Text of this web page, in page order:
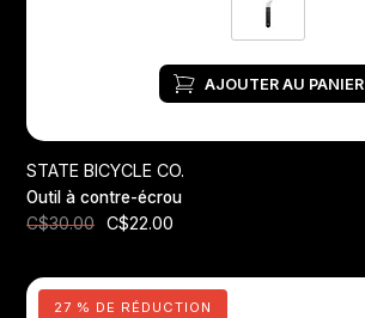
AJOUTER AU PANIER
STATE BICYCLE CO.
Outil à contre-écrou
C$30.00
C$22.00
27 % DE RÉDUCTION